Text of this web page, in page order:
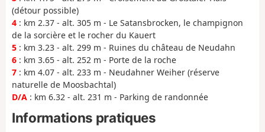
(détour possible)
4 : km 2.37 - alt. 305 m - Le Satansbrocken, le champignon
de la sorcière et le rocher du Kauert
5 : km 3.23 - alt. 299 m - Ruines du château de Neudahn
6 : km 3.65 - alt. 252 m - Porte de la roche
7 : km 4.07 - alt. 233 m - Neudahner Weiher (réserve
naturelle de Moosbachtal)
D/A : km 6.32 - alt. 231 m - Parking de randonnée
Informations pratiques